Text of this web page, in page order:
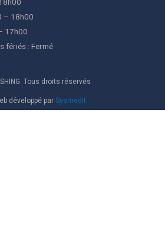
– 18h00
17h00
fériés : Fermé
Tous droits réservés
développé par Sysmedit